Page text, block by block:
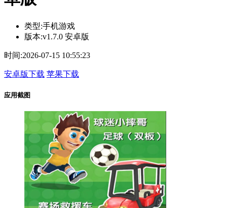
类型:手机游戏
版本:v1.7.0 安卓版
时间:2026-07-15 10:55:23
安卓版下载 苹果下载
应用截图